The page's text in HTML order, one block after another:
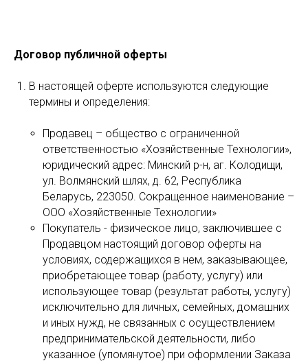
Договор публичной оферты
В настоящей оферте используются следующие
термины и определения:
Продавец – общество с ограниченной
ответственностью «Хозяйственные Технологии»,
юридический адрес: Минский р-н, аг. Колодищи,
ул. Волмянский шлях, д. 62, Республика
Беларусь, 223050. Сокращенное наименование –
ООО «Хозяйственные Технологии»
Покупатель - физическое лицо, заключившее с
Продавцом настоящий договор оферты на
условиях, содержащихся в нем, заказывающее,
приобретающее товар (работу, услугу) или
использующее товар (результат работы, услугу)
исключительно для личных, семейных, домашних
и иных нужд, не связанных с осуществлением
предпринимательской деятельности, либо
указанное (упомянутое) при оформлении Заказа